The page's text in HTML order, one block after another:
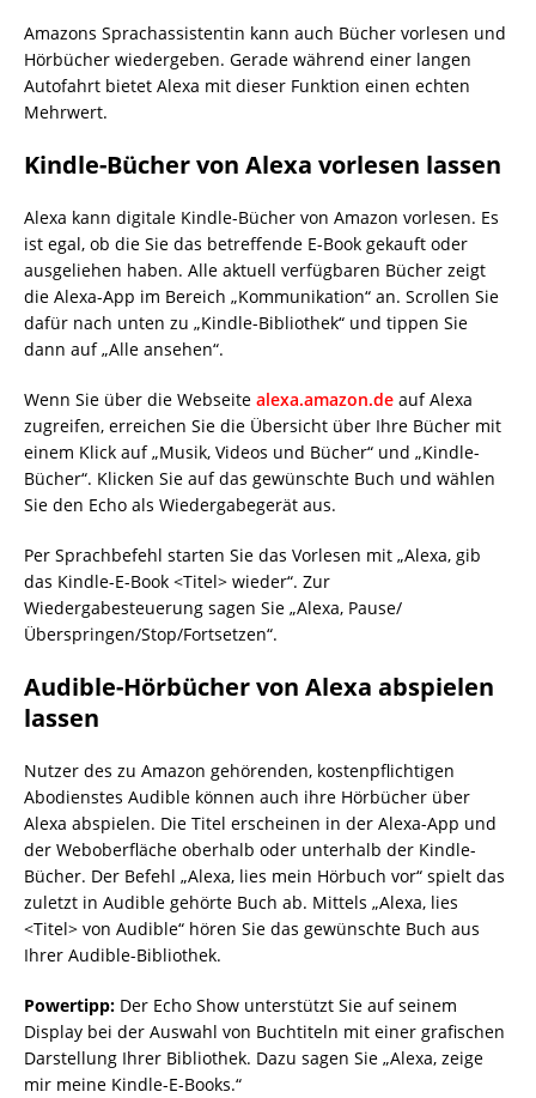
Amazons Sprachassistentin kann auch Bücher vorlesen und
Hörbücher wiedergeben. Gerade während einer langen
Autofahrt bietet Alexa mit dieser Funktion einen echten
Mehrwert.
Kindle-Bücher von Alexa vorlesen lassen
Alexa kann digitale Kindle-Bücher von Amazon vorlesen. Es
ist egal, ob die Sie das betreffende E-Book gekauft oder
ausgeliehen haben. Alle aktuell verfügbaren Bücher zeigt
die Alexa-App im Bereich „Kommunikation“ an. Scrollen Sie
dafür nach unten zu „Kindle-Bibliothek“ und tippen Sie
dann auf „Alle ansehen“.
Wenn Sie über die Webseite alexa.amazon.de auf Alexa
zugreifen, erreichen Sie die Übersicht über Ihre Bücher mit
einem Klick auf „Musik, Videos und Bücher“ und „Kindle-
Bücher“. Klicken Sie auf das gewünschte Buch und wählen
Sie den Echo als Wiedergabegerät aus.
Per Sprachbefehl starten Sie das Vorlesen mit „Alexa, gib
das Kindle-E-Book <Titel> wieder“. Zur
Wiedergabesteuerung sagen Sie „Alexa, Pause/
Überspringen/Stop/Fortsetzen“.
Audible-Hörbücher von Alexa abspielen
lassen
Nutzer des zu Amazon gehörenden, kostenpflichtigen
Abodienstes Audible können auch ihre Hörbücher über
Alexa abspielen. Die Titel erscheinen in der Alexa-App und
der Weboberfläche oberhalb oder unterhalb der Kindle-
Bücher. Der Befehl „Alexa, lies mein Hörbuch vor“ spielt das
zuletzt in Audible gehörte Buch ab. Mittels „Alexa, lies
<Titel> von Audible“ hören Sie das gewünschte Buch aus
Ihrer Audible-Bibliothek.
Powertipp: Der Echo Show unterstützt Sie auf seinem
Display bei der Auswahl von Buchtiteln mit einer grafischen
Darstellung Ihrer Bibliothek. Dazu sagen Sie „Alexa, zeige
mir meine Kindle-E-Books.“